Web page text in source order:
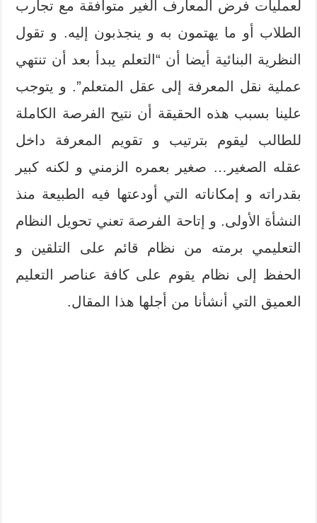
لعمليات فرض المعارف الغير متوافقة مع تجارب
الطلاب أو ما يهتمون به و ينجذبون إليه. و تقول
النظرية البنائية أيضا أن “التعلم يبدأ بعد أن تنتهي
عملية نقل المعرفة إلى عقل المتعلم”. و يتوجب
علينا بسبب هذه الحقيقة أن نتيح الفرصة الكاملة
للطالب ليقوم بترتيب و تقويم المعرفة داخل
عقله الصغير… صغير بعمره الزمني و لكنه كبير
بقدراته و إمكاناته التي أودعتها فيه الطبيعة منذ
النشأة الأولى. و إتاحة الفرصة تعني تحويل النظام
التعليمي برمته من نظام قائم على التلقين و
الحفظ إلى نظام يقوم على كافة عناصر التعليم
العميق التي أنشأنا من أجلها هذا المقال.